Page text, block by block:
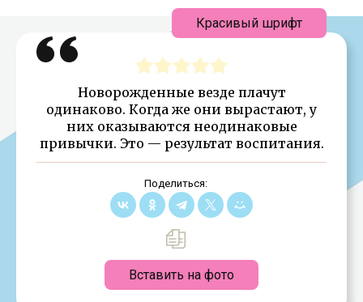
Новорожденные везде плачут
одинаково. Когда же они вырастают, у
них оказываются неодинаковые
привычки. Это — результат воспитания.
Поделиться:
Вставить на фото
Красивый шрифт